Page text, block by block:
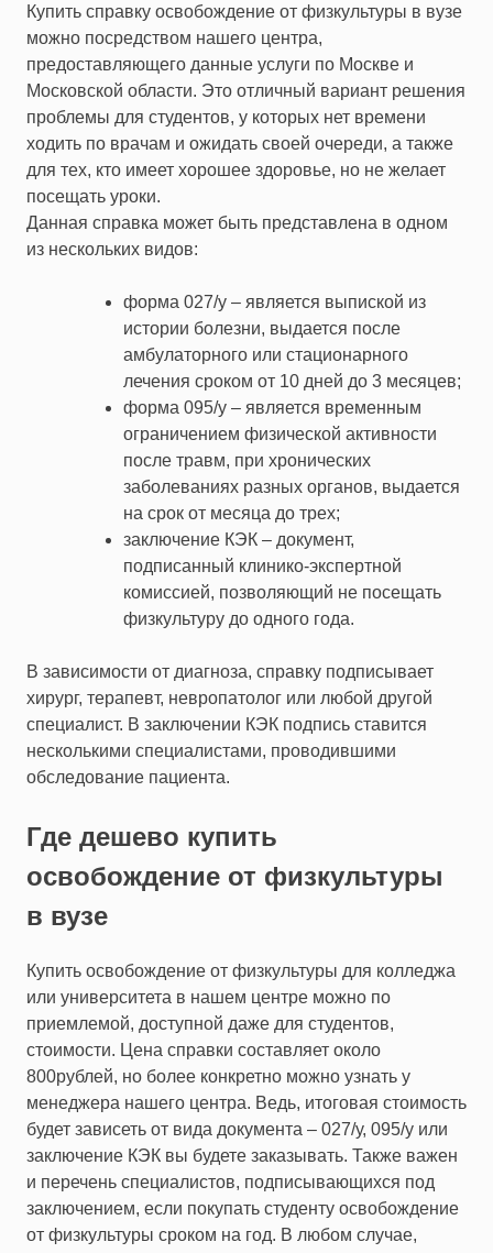
Купить справку освобождение от физкультуры в вузе
можно посредством нашего центра,
предоставляющего данные услуги по Москве и
Московской области. Это отличный вариант решения
проблемы для студентов, у которых нет времени
ходить по врачам и ожидать своей очереди, а также
для тех, кто имеет хорошее здоровье, но не желает
посещать уроки.
Данная справка может быть представлена в одном
из нескольких видов:
форма 027/у – является выпиской из
истории болезни, выдается после
амбулаторного или стационарного
лечения сроком от 10 дней до 3 месяцев;
форма 095/у – является временным
ограничением физической активности
после травм, при хронических
заболеваниях разных органов, выдается
на срок от месяца до трех;
заключение КЭК – документ,
подписанный клинико-экспертной
комиссией, позволяющий не посещать
физкультуру до одного года.
В зависимости от диагноза, справку подписывает
хирург, терапевт, невропатолог или любой другой
специалист. В заключении КЭК подпись ставится
несколькими специалистами, проводившими
обследование пациента.
Где дешево купить
освобождение от физкультуры
в вузе
Купить освобождение от физкультуры для колледжа
или университета в нашем центре можно по
приемлемой, доступной даже для студентов,
стоимости. Цена справки составляет около
800рублей, но более конкретно можно узнать у
менеджера нашего центра. Ведь, итоговая стоимость
будет зависеть от вида документа – 027/у, 095/у или
заключение КЭК вы будете заказывать. Также важен
и перечень специалистов, подписывающихся под
заключением, если покупать студенту освобождение
от физкультуры сроком на год. В любом случае,